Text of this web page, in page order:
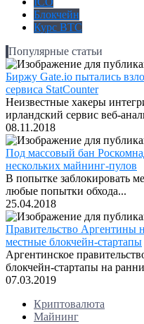
Блокчейн
Курс BTC
Популярные статьи
Биржу Gate.io пытались
сервиса StatCounter
Неизвестные хакеры
ирландский сервис веб-
08.11.2018
Под массовый бан
нескольких майнинг-пулов
В попытке заблокировать
любые попытки обхода...
25.04.2018
Правительство Аргентины
местные блокчейн-стартапы
Аргентинское
блокчейн-стартапы на
07.03.2019
Криптовалюта
Майнинг